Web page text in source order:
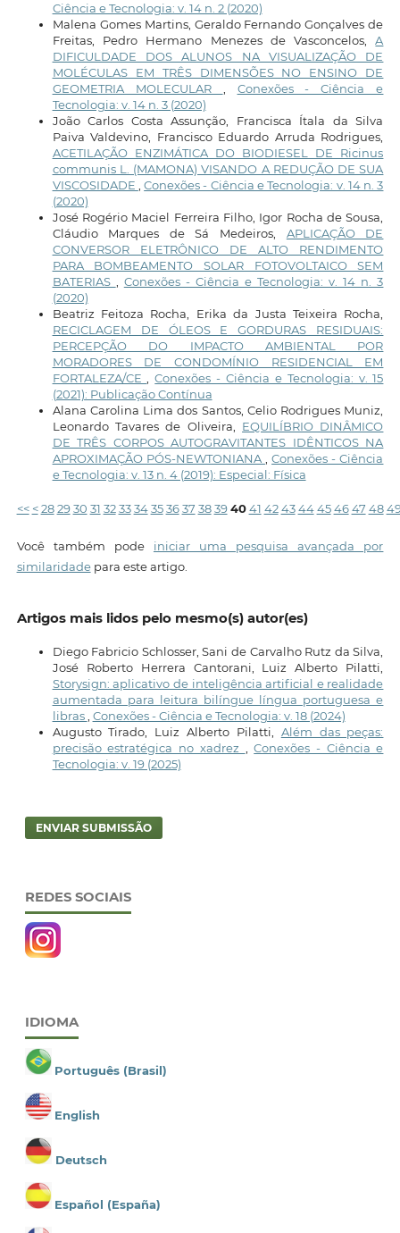
Ciência e Tecnologia: v. 14 n. 2 (2020)
Malena Gomes Martins, Geraldo Fernando Gonçalves de
Freitas, Pedro Hermano Menezes de Vasconcelos,A
DIFICULDADE DOS ALUNOS NA VISUALIZAÇÃO DE
MOLÉCULAS EM TRÊS DIMENSÕES NO ENSINO DE
GEOMETRIA MOLECULAR
Conexões - Ciência e
Tecnologia: v. 14 n. 3 (2020)
João Carlos Costa Assunção, Francisca Ítala da Silva
Paiva Valdevino, Francisco Eduardo Arruda Rodrigues,
ACETILAÇÃO ENZIMÁTICA DO BIODIESEL DE Ricinus
communis L. (MAMONA) VISANDO A REDUÇÃO DE SUA
VISCOSIDADE
,Conexões - Ciência e Tecnologia: v. 14 n. 3
(2020)
José Rogério Maciel Ferreira Filho, Igor Rocha de Sousa,
Cláudio Marques de Sá Medeiros, APLICAÇÃO DE
CONVERSOR ELETRÔNICO DE ALTO RENDIMENTO
PARA BOMBEAMENTO SOLAR FOTOVOLTAICO SEM
BATERIAS
Conexões - Ciência e Tecnologia: v. 14 n. 3
(2020)
Beatriz Feitoza Rocha, Erika da Justa Teixeira Rocha,
RECICLAGEM DE ÓLEOS E GORDURAS RESIDUAIS:
PERCEPÇÃO DO IMPACTO AMBIENTAL POR
MORADORES DE CONDOMÍNIO RESIDENCIAL EM
FORTALEZA/CE
,Conexões - Ciência e Tecnologia: v. 15
(2021): Publicação Contínua
Alana Carolina Lima dos Santos, Celio Rodrigues Muniz,
Leonardo Tavares de Oliveira, EQUILÍBRIO DINÂMICO
DE TRÊS CORPOS AUTOGRAVITANTES IDÊNTICOS NA
APROXIMAÇÃO PÓS-NEWTONIANA
,Conexões - Ciência
e Tecnologia: v. 13 n. 4 (2019): Especial: Física
<< < 28 29 30 31 32 33 34 35 36 37 38 39 40 41 42 43 44 45 46 47 48
Você também pode iniciar uma pesquisa avançada por
similaridadepara este artigo.
Artigos mais lidos pelo mesmo(s) autor(es)
Diego Fabricio Schlosser, Sani de Carvalho Rutz da Silva,
José Roberto Herrera Cantorani, Luiz Alberto Pilatti,
Storysign: aplicativo de inteligência artificial e realidade
aumentada para leitura bilíngue língua portuguesa e
libras Conexões - Ciência e Tecnologia: v. 18 (2024)
Augusto Tirado, Luiz Alberto Pilatti, Além das peças:
precisão estratégica no xadrez
,Conexões - Ciência e
Tecnologia: v. 19 (2025)
ENVIAR SUBMISSÃO
REDES SOCIAIS
IDIOMA
Português (Brasil)
English
Deutsch
Español (España)